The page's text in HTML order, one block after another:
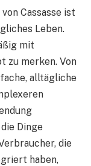
Cassasse ist
Leben.
mit
zu merken. Von
alltägliche
Dinge
die
haben,